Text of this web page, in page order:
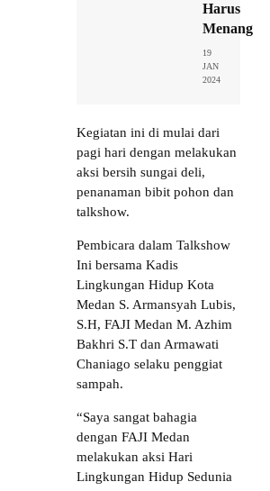
Harus
Menang
19
JAN
2024
Kegiatan ini di mulai dari
pagi hari dengan melakukan
aksi bersih sungai deli,
penanaman bibit pohon dan
talkshow.
Pembicara dalam Talkshow
Ini bersama Kadis
Lingkungan Hidup Kota
Medan S. Armansyah Lubis,
S.H, FAJI Medan M. Azhim
Bakhri S.T dan Armawati
Chaniago selaku penggiat
sampah.
“Saya sangat bahagia
dengan FAJI Medan
melakukan aksi Hari
Lingkungan Hidup Sedunia